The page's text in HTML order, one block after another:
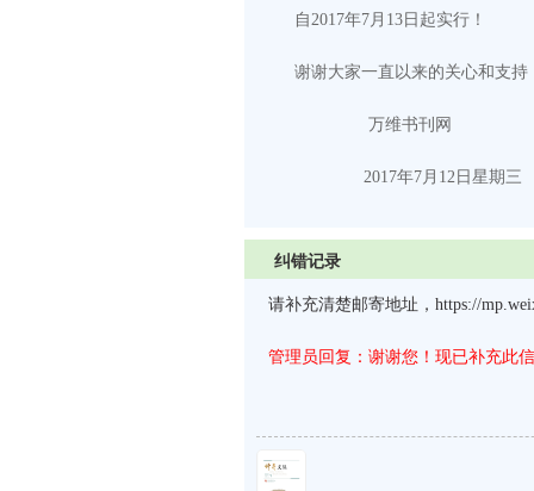
自2017年7月13日起实行！
谢谢大家一直以来的关心和支持
万维书刊网
2017年7月 12 日 星期三
纠错记录
请补充清楚邮寄地址，https://
管理员回复：谢谢您！现已补充此